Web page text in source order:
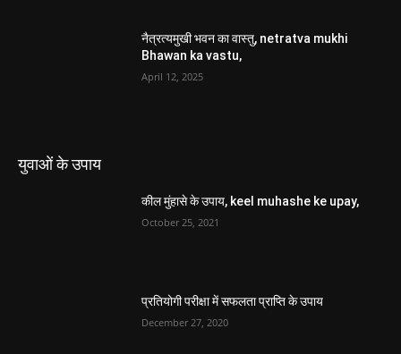
नैत्रत्यमुखी भवन का वास्तु, netratva mukhi
Bhawan ka vastu,
April 12, 2025
युवाओं के उपाय
कील मुंहासे के उपाय, keel muhashe ke upay,
October 25, 2021
प्रतियोगी परीक्षा में सफलता प्राप्ति के उपाय
December 27, 2020